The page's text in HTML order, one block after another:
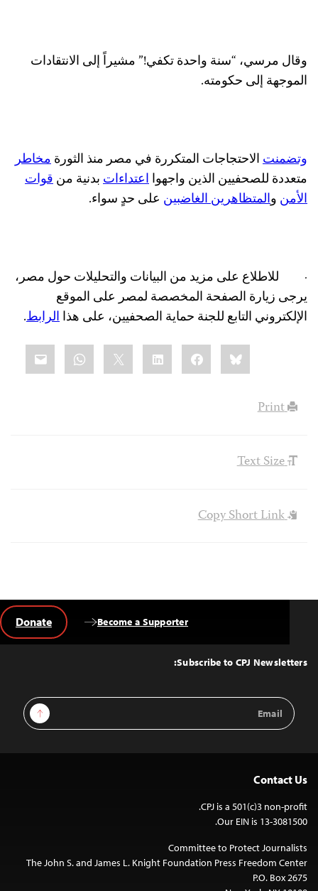
وقال مرسي، “سنة واحدة تكفي!” مشيراً إلى الانتقادات
الموجهة إلى حكومته.
وتضمنتالاحتجاجات المتكررة في مصر منذ الثورةمخاطر
متعددة للصحفيين الذين واجهوااعتداءاتبدنية منقوات
الأمن والمتظاهرين الغاضبين على حدٍ سواء.
·
للاطلاع على مزيد من البيانات والتحليلات حول مصر،
يرجى زيارة الصفحة المخصصة لمصر على الموقع
الإلكتروني التابع للجنة حماية الصحفيين، على هذاالرابط.
Bluesky
Facebook
LinkedIn
Print
Text Size
Copy Short Link
Top
Subscribe to CPJ Newsletters:
Email
Address
Sign Up
Become a Supporter
Donate
Contact Us
CPJ is a 501(c)3 non-profit.
Our EIN is 13-3081500.
Committee to Protect Journalists
The John S. and James L. Knight Foundation Press Freedom Center
P.O. Box 2675